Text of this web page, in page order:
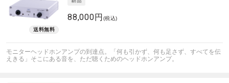
88,000円 (税込)
モニターヘッドホンアンプの到達点。「何も引かず、何も足さず、すべてを伝
えきる」そこにある音を、ただ聴くためのヘッドホンアンプ。